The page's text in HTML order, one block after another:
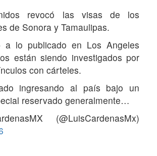
revocó las visas de los
de Sonora y Tamaulipas.
a lo publicado en Los Angeles
están siendo investigados por
con cárteles.
ingresando al país bajo un
reservado generalmente…
(@LuisCardenasMx)